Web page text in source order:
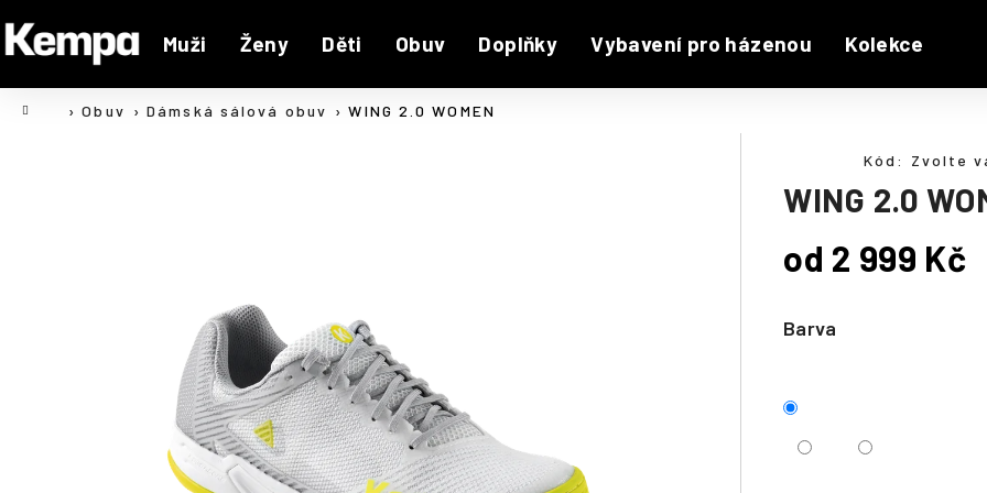
na
obsah
Muži Ženy Děti Obuv Doplňky Vybavení pro házenou Kolekce
Domů
Obuv Dámská sálová obuv WING 2.0 WOMEN
WING 2.0
Barva
Kód: Zvolte
od 2 999 Kč
í
Zpět
do
obchodu
Zpět
do
obchodu
C